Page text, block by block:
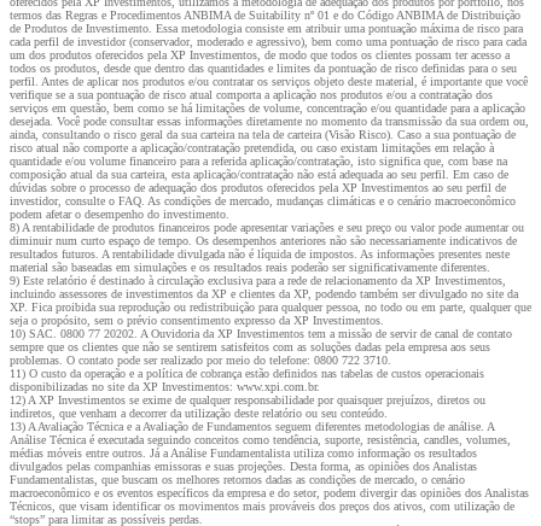
termos das Regras e Procedimentos ANBIMA de Suitability nº 01 e do Código ANBIMA de Distribuição
de Produtos de Investimento. Essa metodologia consiste em atribuir uma pontuação máxima de risco para
cada perfil de investidor (conservador, moderado e agressivo), bem como uma pontuação de risco para cada
um dos produtos oferecidos pela XP Investimentos, de modo que todos os clientes possam ter acesso a
todos os produtos, desde que dentro das quantidades e limites da pontuação de risco definidas para o seu
perfil. Antes de aplicar nos produtos e/ou contratar os serviços objeto deste material, é importante que você
verifique se a sua pontuação de risco atual comporta a aplicação nos produtos e/ou a contratação dos
serviços em questão, bem como se há limitações de volume, concentração e/ou quantidade para a aplicação
desejada. Você pode consultar essas informações diretamente no momento da transmissão da sua ordem ou,
ainda, consultando o risco geral da sua carteira na tela de carteira (Visão Risco). Caso a sua pontuação de
risco atual não comporte a aplicação/contratação pretendida, ou caso existam limitações em relação à
quantidade e/ou volume financeiro para a referida aplicação/contratação, isto significa que, com base na
composição atual da sua carteira, esta aplicação/contratação não está adequada ao seu perfil. Em caso de
dúvidas sobre o processo de adequação dos produtos oferecidos pela XP Investimentos ao seu perfil de
investidor, consulte o FAQ. As condições de mercado, mudanças climáticas e o cenário macroeconômico
podem afetar o desempenho do investimento.
8) A rentabilidade de produtos financeiros pode apresentar variações e seu preço ou valor pode aumentar ou
diminuir num curto espaço de tempo. Os desempenhos anteriores não são necessariamente indicativos de
resultados futuros. A rentabilidade divulgada não é líquida de impostos. As informações presentes neste
material são baseadas em simulações e os resultados reais poderão ser significativamente diferentes.
9) Este relatório é destinado à circulação exclusiva para a rede de relacionamento da XP Investimentos,
incluindo assessores de investimentos da XP e clientes da XP, podendo também ser divulgado no site da
XP. Fica proibida sua reprodução ou redistribuição para qualquer pessoa, no todo ou em parte, qualquer que
seja o propósito, sem o prévio consentimento expresso da XP Investimentos.
10) SAC. 0800 77 20202. A Ouvidoria da XP Investimentos tem a missão de servir de canal de contato
sempre que os clientes que não se sentirem satisfeitos com as soluções dadas pela empresa aos seus
problemas. O contato pode ser realizado por meio do telefone: 0800 722 3710.
11) O custo da operação e a política de cobrança estão definidos nas tabelas de custos operacionais
disponibilizadas no site da XP Investimentos: www.xpi.com.br.
12) A XP Investimentos se exime de qualquer responsabilidade por quaisquer prejuízos, diretos ou
indiretos, que venham a decorrer da utilização deste relatório ou seu conteúdo.
13) A Avaliação Técnica e a Avaliação de Fundamentos seguem diferentes metodologias de análise. A
Análise Técnica é executada seguindo conceitos como tendência, suporte, resistência, candles, volumes,
médias móveis entre outros. Já a Análise Fundamentalista utiliza como informação os resultados
divulgados pelas companhias emissoras e suas projeções. Desta forma, as opiniões dos Analistas
Fundamentalistas, que buscam os melhores retornos dadas as condições de mercado, o cenário
macroeconômico e os eventos específicos da empresa e do setor, podem divergir das opiniões dos Analistas
Técnicos, que visam identificar os movimentos mais prováveis dos preços dos ativos, com utilização de
“stops” para limitar as possíveis perdas.